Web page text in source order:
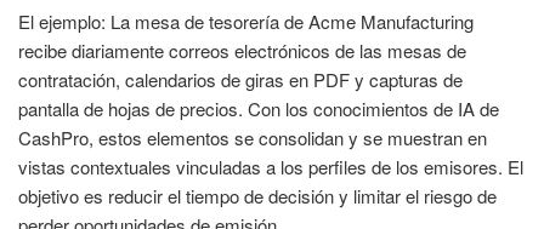
El ejemplo: La mesa de tesorería de Acme Manufacturing
recibe diariamente correos electrónicos de las mesas de
contratación, calendarios de giras en PDF y capturas de
pantalla de hojas de precios. Con los conocimientos de IA de
CashPro, estos elementos se consolidan y se muestran en
vistas contextuales vinculadas a los perfiles de los emisores. El
objetivo es reducir el tiempo de decisión y limitar el riesgo de